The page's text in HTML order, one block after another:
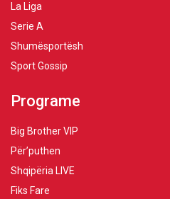
La Liga
Serie A
Shumësportësh
Sport Gossip
Programe
Big Brother VIP
Për’puthen
Shqipëria LIVE
Fiks Fare